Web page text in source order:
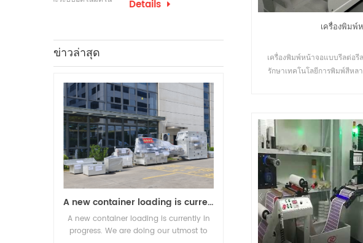
Details
อุตสาหกรรมบางประเภทที่มักต้องใช้เครื่อง
ข่าวล่าสุด
A new container loading is currently in progress.
A new container loading is currently in
progress. We are doing our utmost to
เครื่องพิมพ์
เครื่องพิมพ์หน้าจอแบบรีลต่อรี
รักษาเทคโนโลยีการพิมพ์สีห